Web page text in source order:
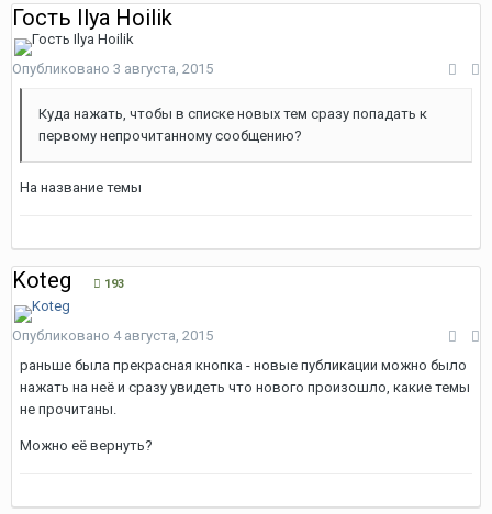
Гость Ilya Hoilik
Опубликовано 3 августа, 2015
Куда нажать, чтобы в списке новых тем сразу попадать к
первому непрочитанному сообщению?
На название темы
Koteg 193
Опубликовано 4 августа, 2015
раньше была прекрасная кнопка - новые публикации можно было
нажать на неё и сразу увидеть что нового произошло, какие темы
не прочитаны.
Можно её вернуть?